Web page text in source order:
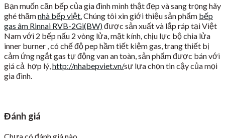
Bạn muốn căn bếp của gia đình mình thật đẹp và sang trọng hãy
ghé thămnhà bếp việt. Chúng tôi xin giới thiệu sản phẩm bếp
gas âm Rinnai RVB-2Gi(BW)được sản xuất và lắp ráp tại Việt
Nam với 2 bếp nấu 2 vòng lửa, mặt kính, chịu lực bộ chia lửa
inner burner , có chế độ pep hầm tiết kiệm gas, trang thiết bị
cảm ứng ngắt gas tự động van an toàn, sản phẩm được bán với
giá cả hợp lý, http://nhabepviet.vn/sự lựa chọn tin cậy của mọi
gia đình.
Đánh giá